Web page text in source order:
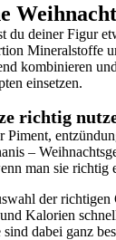
du deiner Figur
Mineralstoffe
kombinieren
einsetzen.
richtig
Piment,
–
man sie richtig
der richtigen
Kalorien
dabei ganz